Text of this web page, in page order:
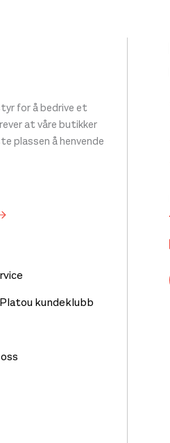
for å bedrive et
at våre butikker
plassen å henvende
kundeklubb